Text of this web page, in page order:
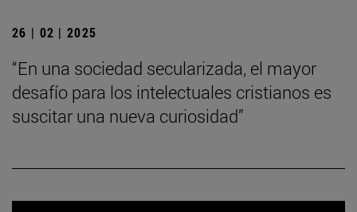
26 | 02 | 2025
“En una sociedad secularizada, el mayor
desafío para los intelectuales cristianos es
suscitar una nueva curiosidad”